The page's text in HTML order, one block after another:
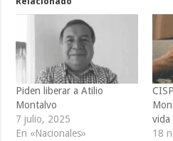
Piden liberar a Atilio
Montalvo
7 julio, 2025
En «Nacionales»
vida
18